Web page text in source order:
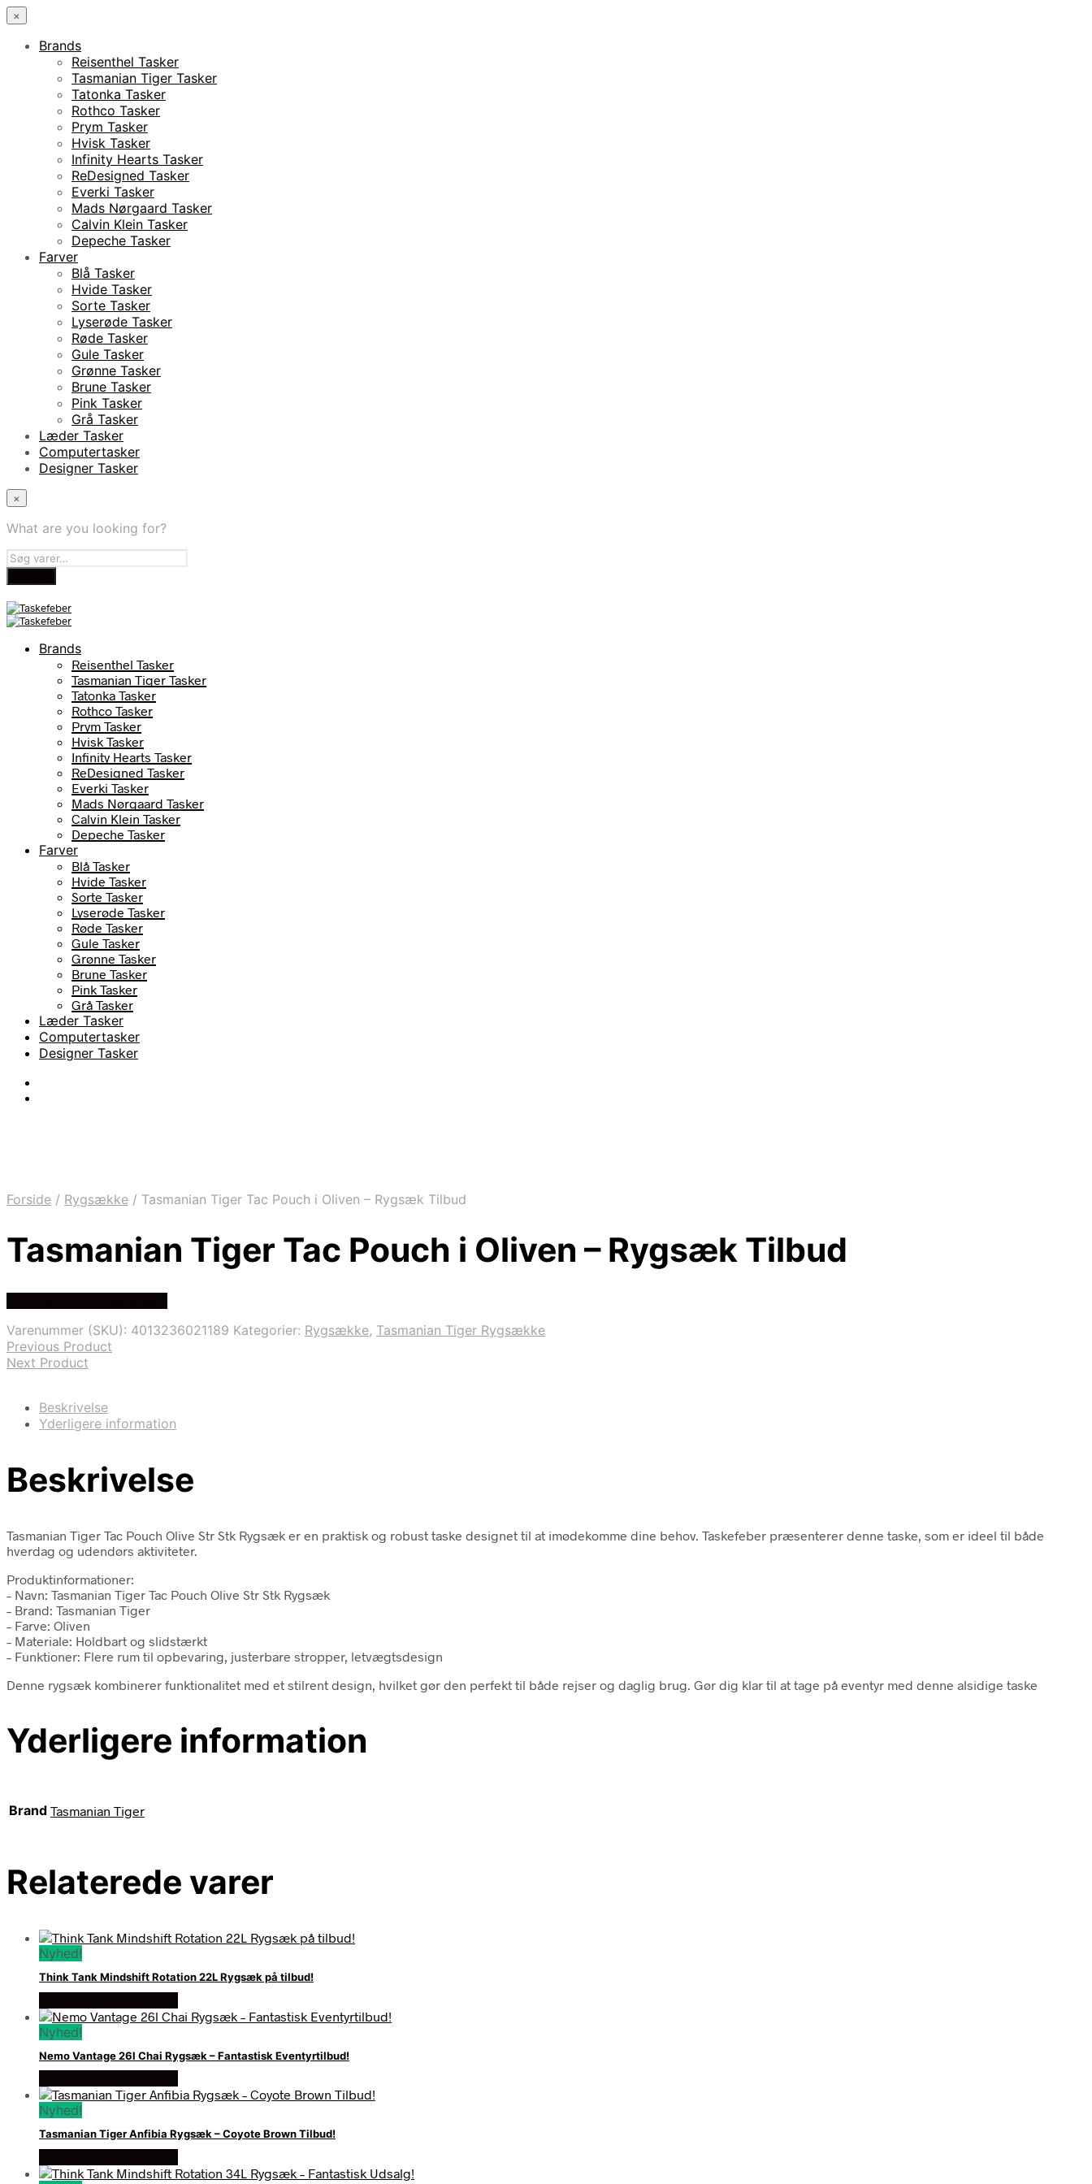
×
Brands
Reisenthel Tasker
Tasmanian Tiger Tasker
Tatonka Tasker
Rothco Tasker
Prym Tasker
Hvisk Tasker
Infinity Hearts Tasker
ReDesigned Tasker
Everki Tasker
Mads Nørgaard Tasker
Calvin Klein Tasker
Depeche Tasker
Farver
Blå Tasker
Hvide Tasker
Sorte Tasker
Lyserøde Tasker
Røde Tasker
Gule Tasker
Grønne Tasker
Brune Tasker
Pink Tasker
Grå Tasker
Læder Tasker
Computertasker
Designer Tasker
×
What are you looking for?
Brands
Reisenthel Tasker
Tasmanian Tiger Tasker
Tatonka Tasker
Rothco Tasker
Prym Tasker
Hvisk Tasker
Infinity Hearts Tasker
ReDesigned Tasker
Everki Tasker
Mads Nørgaard Tasker
Calvin Klein Tasker
Depeche Tasker
Farver
Blå Tasker
Hvide Tasker
Sorte Tasker
Lyserøde Tasker
Røde Tasker
Gule Tasker
Grønne Tasker
Brune Tasker
Pink Tasker
Grå Tasker
Læder Tasker
Computertasker
Designer Tasker
Forside / Rygsække / Tasmanian Tiger Tac Pouch i Oliven – Rygsæk Tilbud
Tasmanian Tiger Tac Pouch i Oliven – Rygsæk Tilbud
Varenummer (SKU): 4013236021189 Kategorier: Rygsække, Tasmanian Tiger Rygsække
Previous Product
Next Product
Beskrivelse
Yderligere information
Beskrivelse
Tasmanian Tiger Tac Pouch Olive Str Stk Rygsæk er en praktisk og robust taske designet til at imødekomme dine behov. Taskefeber præsenterer denne taske, som er ideel til både
hverdag og udendørs aktiviteter.
Produktinformationer:
– Navn: Tasmanian Tiger Tac Pouch Olive Str Stk Rygsæk
– Brand: Tasmanian Tiger
– Farve: Oliven
– Materiale: Holdbart og slidstærkt
– Funktioner: Flere rum til opbevaring, justerbare stropper, letvægtsdesign
Denne rygsæk kombinerer funktionalitet med et stilrent design, hvilket gør den perfekt til både rejser og daglig brug. Gør dig klar til at tage på eventyr med denne alsidige taske
Yderligere information
Brand Tasmanian Tiger
Relaterede varer
Nyhed!
Think Tank Mindshift Rotation 22L Rygsæk på tilbud!
Nyhed!
Nemo Vantage 26l Chai Rygsæk – Fantastisk Eventyrtilbud!
Nyhed!
Tasmanian Tiger Anfibia Rygsæk – Coyote Brown Tilbud!